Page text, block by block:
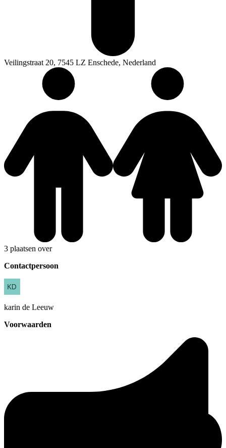
Veilingstraat 20, 7545 LZ Enschede, Nederland
3 plaatsen over
Contactpersoon
karin de Leeuw
Voorwaarden